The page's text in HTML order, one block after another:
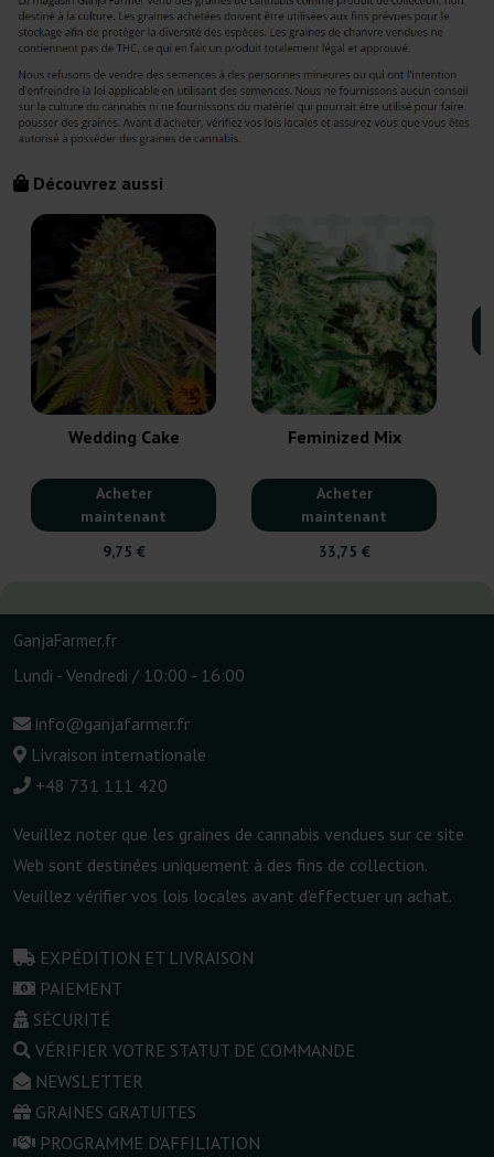
Découvrez aussi
Wedding Cake
Acheter
maintenant
9,75 €
Feminized Mix
Acheter
maintenant
33,75 €
GanjaFarmer.fr
Lundi - Vendredi / 10:00 - 16:00
info@ganjafarmer.fr
Livraison internationale
+48 731 111 420
Veuillez noter que les graines de cannabis vendues sur ce site
Web sont destinées uniquement à des fins de collection.
Veuillez vérifier vos lois locales avant d'effectuer un achat.
EXPÉDITION ET LIVRAISON
PAIEMENT
SÉCURITÉ
VÉRIFIER VOTRE STATUT DE COMMANDE
NEWSLETTER
GRAINES GRATUITES
PROGRAMME D'AFFILIATION